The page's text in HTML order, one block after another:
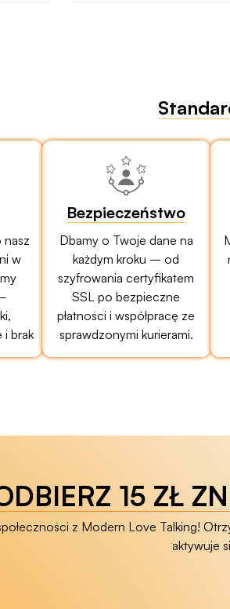
w
i brak
Bezpieczeństwo
Dbamy o Twoje dane na
każdym kroku – od
szyfrowania certyfikatem
SSL po bezpieczne
płatności i współpracę ze
sprawdzonymi kurierami.
15 ZŁ
z Modern Love Talking!
aktywuje